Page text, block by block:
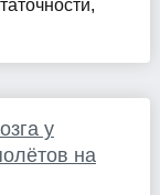
у
на